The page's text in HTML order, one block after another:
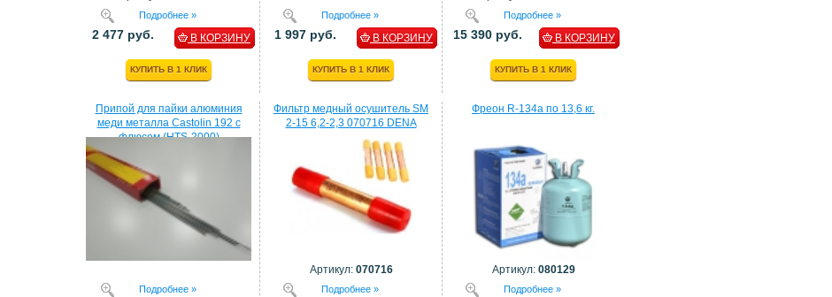
Подробнее »
2 477 руб. В КОРЗИНУ
КУПИТЬ В 1 КЛИК
Подробнее »
1 997 руб. В КОРЗИНУ
КУПИТЬ В 1 КЛИК
Подробнее »
15 390 руб. В КОРЗИНУ
КУПИТЬ В 1 КЛИК
Припой для пайки алюминия
меди металла Castolin 192 с
флюсом (HTS-2000)
Подробнее »
Фильтр медный осушитель SM
2-15 6,2-2,3 070716 DENA
Артикул: 070716
Подробнее »
Фреон R-134a по 13,6 кг.
Артикул: 080129
Подробнее »